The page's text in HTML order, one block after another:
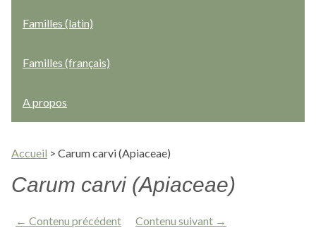
Familles (latin)
Familles (français)
A propos
Accueil > Carum carvi (Apiaceae)
Carum carvi (Apiaceae)
← Contenu précédent Contenu suivant →